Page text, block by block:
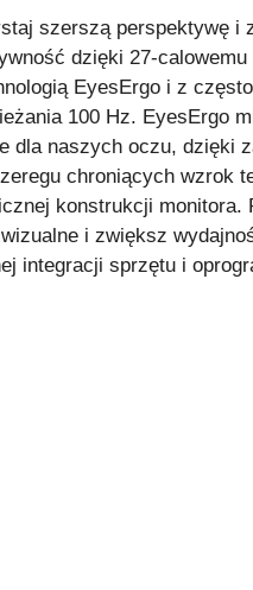
szerszą perspektywę i
dzięki 27-
EyesErgo i z
100 Hz. EyesErgo
dla naszych oczu, dzięki
chroniących wzrok
konstrukcji monitora.
i zwiększ
integracji sprzętu i